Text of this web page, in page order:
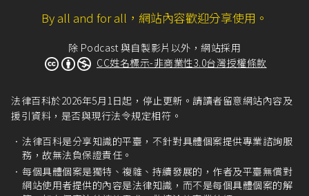
By all and for all，網站內容歡迎分享使用。
除 Podcast 與自製影片以外，網站採用
CC姓名標示-非商業性3.0台灣授權條款
法律百科於2026年5月1日起，停止更新。請讀者留意網站內容及
援引資料，是否與現行法令規定相符。
法律百科是分享知識的平臺，不針對具體個案提供專業諮詢服
務，故無法負保證責任。
每個具體個案是獨特、複雜、持續發展的，作者及平臺無償對
網站使用者提供的內容是法律知識，而不是每個具體個案的解